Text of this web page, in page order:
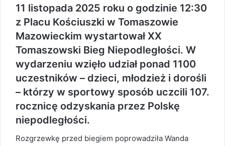
11 listopada 2025 roku o godzinie 12:30
z Placu Kościuszki w Tomaszowie
Mazowieckim wystartował XX
Tomaszowski Bieg Niepodległości. W
wydarzeniu wzięło udział ponad 1100
uczestników – dzieci, młodzież i dorośli
– którzy w sportowy sposób uczcili 107.
rocznicę odzyskania przez Polskę
niepodległości.
Rozgrzewkę przed biegiem poprowadziła Wanda